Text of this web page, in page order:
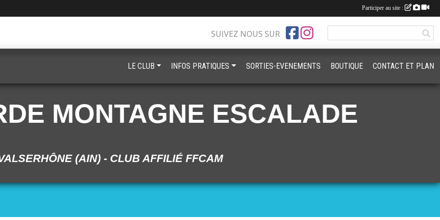
MONTAGNE ESCALADE
(AIN) - CLUB AFFILIÉ FFCAM
SUIVEZ NOUS SUR
LE CLUB INFOS PRATIQUES SORTIES-EVENEMENTS BOUTIQUE CONTACT ET PLAN
Participer au site :